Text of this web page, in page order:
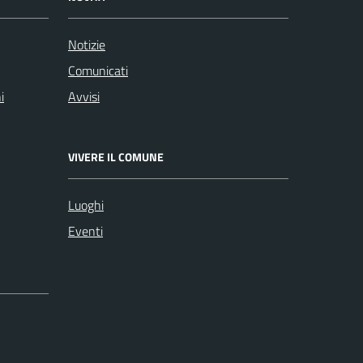
Notizie
Comunicati
Avvisi
VIVERE IL COMUNE
Luoghi
Eventi